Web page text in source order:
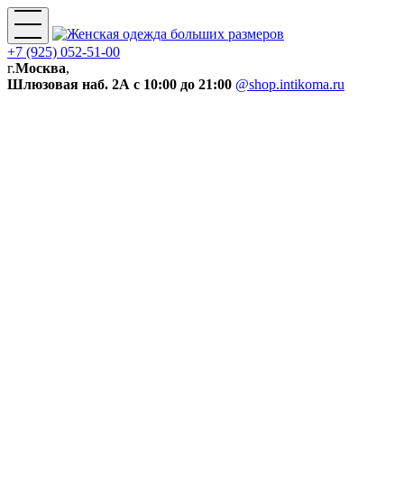
+7 (925) 052-51-00
г.Москва,
Шлюзовая наб. 2А с 10:00 до 21:00 @shop.intikoma.ru